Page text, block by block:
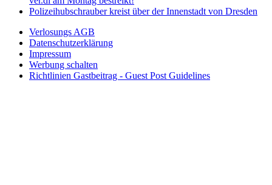
Polizeihubschrauber kreist über der Innenstadt von Dresden
Verlosungs AGB
Datenschutzerklärung
Impressum
Werbung schalten
Richtlinien Gastbeitrag - Guest Post Guidelines